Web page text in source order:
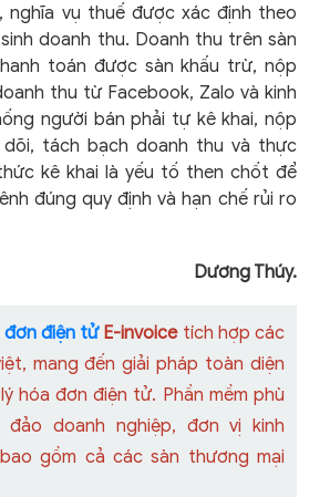
nghĩa vụ thuế được xác định theo
doanh thu. Doanh thu trên sàn
toán được sàn khấu trừ, nộp
thu từ Facebook, Zalo và kinh
người bán phải tự kê khai, nộp
dõi, tách bạch doanh thu và thực
kê khai là yếu tố then chốt để
đúng quy định và hạn chế rủi ro
Dương Thúy.
đơn điện tửE-invoicetích hợp các
mang đến giải pháp toàn diện
hóa đơn điện tử. Phần mềm phù
doanh nghiệp, đơn vị kinh
gồm cả các sàn thương mại